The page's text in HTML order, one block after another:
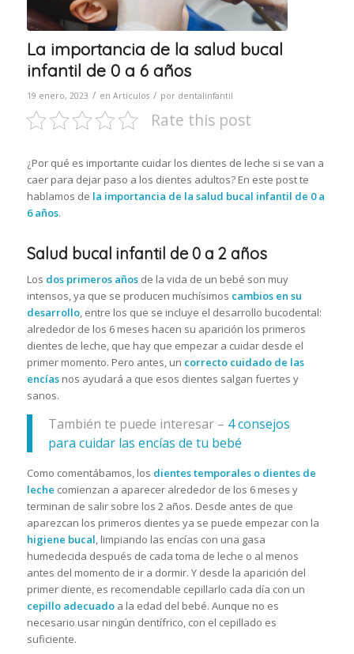
La importancia de la salud bucal
infantil de 0 a 6 años
19 enero, 2023 / en Artículos / por dentalinfantil
Rate this post
¿Por qué es importante cuidar los dientes de leche si se van a
caer para dejar paso a los dientes adultos? En este post te
hablamos de la importancia de la salud bucal infantil de 0 a
6 años.
Salud bucal infantil de 0 a 2 años
Los dos primeros añosde la vida de un bebé son muy
intensos, ya que se producen muchísimos cambios en su
desarrollo, entre los que se incluye el desarrollo bucodental:
alrededor de los 6 meses hacen su aparición los primeros
dientes de leche, que hay que empezar a cuidar desde el
primer momento. Pero antes, un correcto cuidado de las
encíasnos ayudará a que esos dientes salgan fuertes y
sanos.
También te puede interesar – 4 consejos
para cuidar las encías de tu bebé
Como comentábamos, los dientes temporales o dientes de
leche comienzan a aparecer alrededor de los 6 meses y
terminan de salir sobre los 2 años. Desde antes de que
aparezcan los primeros dientes ya se puede empezar con la
higiene bucal, limpiando las encías con una gasa
humedecida después de cada toma de leche o al menos
antes del momento de ir a dormir. Y desde la aparición del
primer diente, es recomendable cepillarlo cada día con un
cepillo adecuadoa la edad del bebé. Aunque no es
necesario usar ningún dentífrico, con el cepillado es
suficiente.